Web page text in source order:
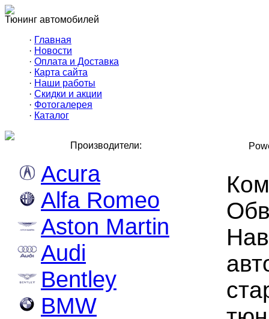
Тюнинг автомобилей
· Главная
· Новости
· Оплата и Доставка
· Карта сайта
· Наши работы
· Скидки и акции
· Фотогалерея
· Каталог
Производители:
Acura
Alfa Romeo
Aston Martin
Audi
Bentley
BMW